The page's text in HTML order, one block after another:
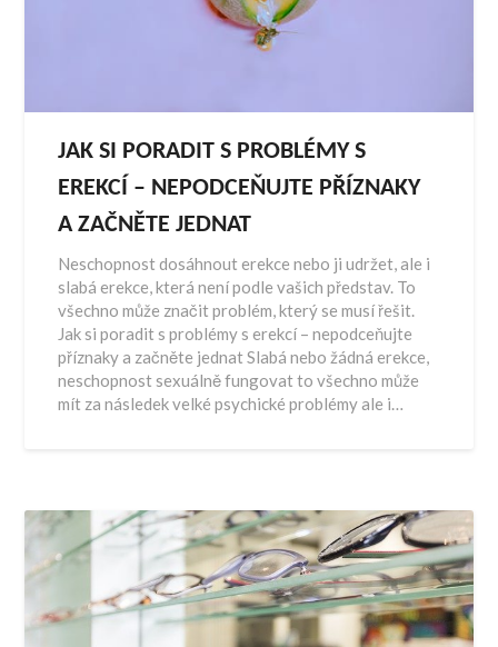
JAK SI PORADIT S PROBLÉMY S
EREKCÍ – NEPODCEŇUJTE PŘÍZNAKY
A ZAČNĚTE JEDNAT
Neschopnost dosáhnout erekce nebo ji udržet, ale i
slabá erekce, která není podle vašich představ. To
všechno může značit problém, který se musí řešit.
Jak si poradit s problémy s erekcí – nepodceňujte
příznaky a začněte jednat Slabá nebo žádná erekce,
neschopnost sexuálně fungovat to všechno může
mít za následek velké psychické problémy ale i…